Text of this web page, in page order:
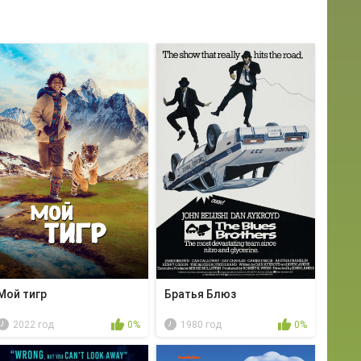
тигр
2022 год 0%
Братья Блюз
1980 год 0%